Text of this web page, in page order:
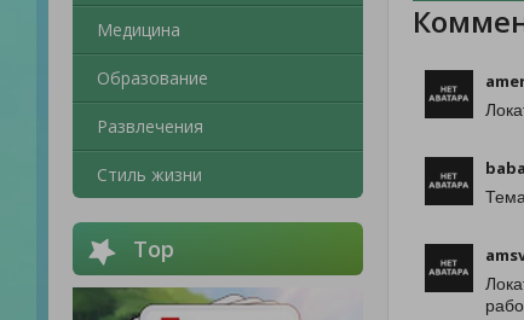
Медицина
Образование
Развлечения
Стиль жизни
Top